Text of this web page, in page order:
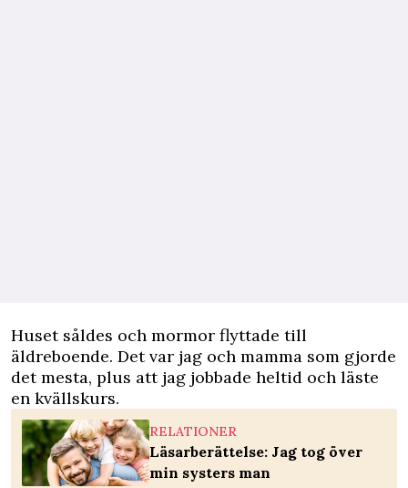
Huset såldes och mormor flyttade till
äldreboende. Det var jag och mamma som gjorde
det mesta, plus att jag jobbade heltid och läste
en kvällskurs.
RELATIONER
Läsarberättelse: Jag tog över
min systers man